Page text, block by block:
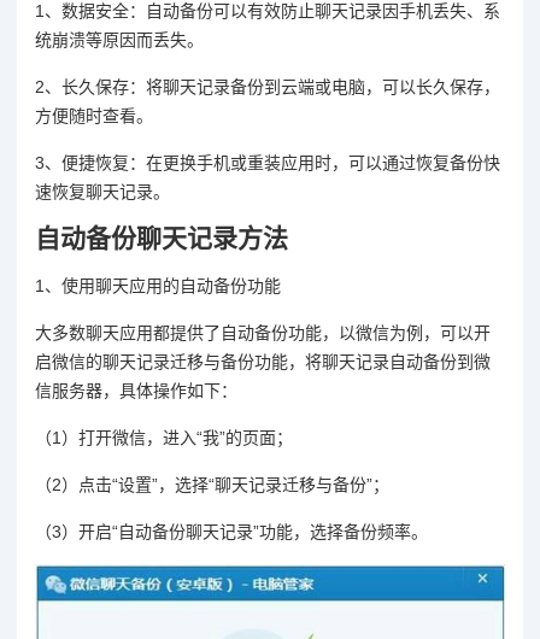
1、数据安全：自动备份可以有效防止聊天记录因手机丢失、系
统崩溃等原因而丢失。
2、长久保存：将聊天记录备份到云端或电脑，可以长久保存，
方便随时查看。
3、便捷恢复：在更换手机或重装应用时，可以通过恢复备份快
速恢复聊天记录。
自动备份聊天记录方法
1、使用聊天应用的自动备份功能
大多数聊天应用都提供了自动备份功能，以微信为例，可以开
启微信的聊天记录迁移与备份功能，将聊天记录自动备份到微
信服务器，具体操作如下：
（1）打开微信，进入“我”的页面；
（2）点击“设置”，选择“聊天记录迁移与备份”；
（3）开启“自动备份聊天记录”功能，选择备份频率。